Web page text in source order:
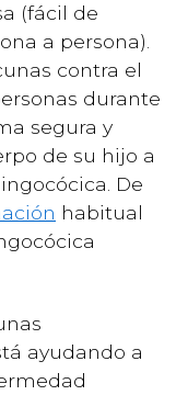
(fácil de
a persona).
contra el
durante
segura y
de su hijo a
De
habitual
ayudando a